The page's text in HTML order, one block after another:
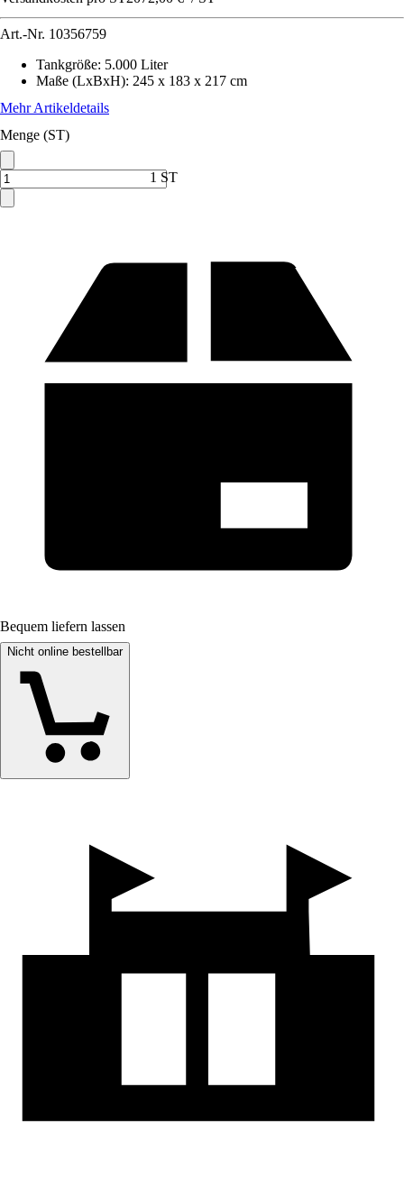
Art.-Nr. 10356759
Tankgröße: 5.000 Liter
Maße (LxBxH): 245 x 183 x 217 cm
Mehr Artikeldetails
Menge (ST)
1 ST
Bequem liefern lassen
Nicht online bestellbar